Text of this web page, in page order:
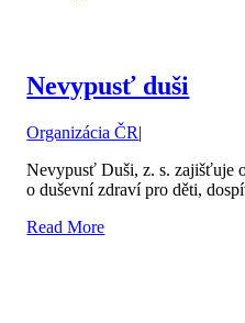
Nevypusť duši
Organizácia ČR|
Nevypusť Duši, z. s. zajišťuje
o duševní zdraví pro děti,
Read More